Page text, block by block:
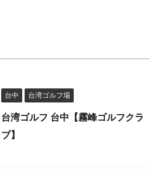
台中 台湾ゴルフ場
台湾ゴルフ 台中【霧峰ゴルフクラ
ブ】